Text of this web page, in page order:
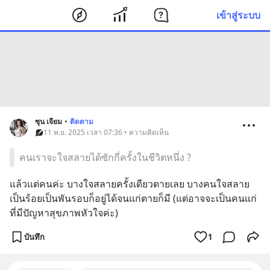
เข้าสู่ระบบ
ซุน เจียม • ติดตาม
11 พ.ย. 2025 เวลา 07:36 • ความคิดเห็น
คนเราจะใจสลายได้ซักกี่ครั้งในชีวิตหนึ่ง ?
แล้วแต่คนค่ะ บางใจสลายครั้งเดียวตายเลย บางคนใจสลาย
เป็นร้อยเป็นพันรอบก็อยู่ได้จนแก่ตายก็มี (แต่อาจจะเป็นคนแก่
ที่มีปัญหาสุขภาพหัวใจค่ะ)
บันทึก 1